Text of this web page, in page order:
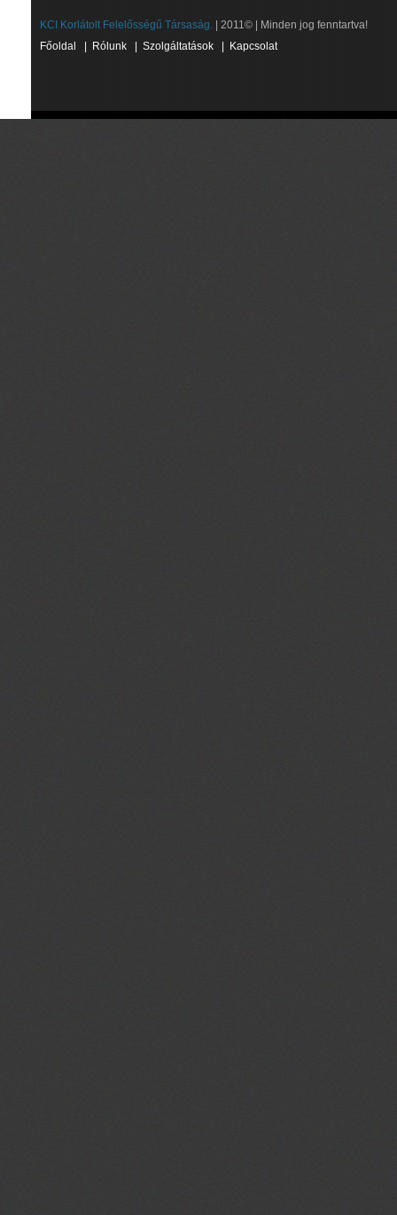
KCI Korlátolt Felelősségű Társaság. | 2011© | Minden jog fenntartva!
Főoldal
Rólunk Szolgáltatások Kapcsolat